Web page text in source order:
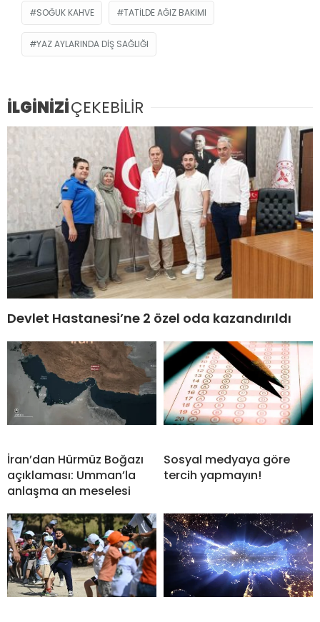
SOĞUK KAHVE TATILDE AĞIZ BAKIMI
YAZ AYLARINDA DIŞ SAĞLIĞI
İLGİNİZİÇEKEBİLİR
Devlet Hastanesi’ne 2 özel oda kazandırıldı
İran’dan Hürmüz Boğazı
açıklaması: Umman’la
anlaşma an meselesi
Sosyal medyaya göre
tercih yapmayın!